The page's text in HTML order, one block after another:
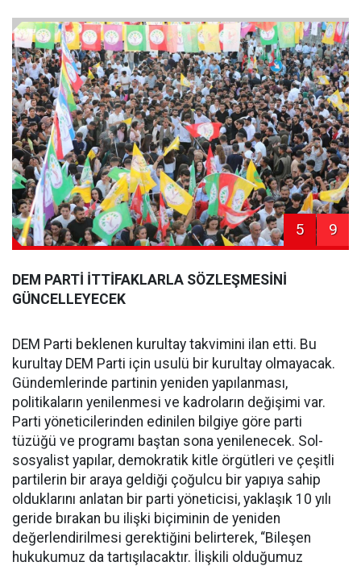
5 9
DEM PARTİ İTTİFAKLARLA SÖZLEŞMESİNİ
GÜNCELLEYECEK
DEM Parti beklenen kurultay takvimini ilan etti. Bu
kurultay DEM Parti için usulü bir kurultay olmayacak.
Gündemlerinde partinin yeniden yapılanması,
politikaların yenilenmesi ve kadroların değişimi var.
Parti yöneticilerinden edinilen bilgiye göre parti
tüzüğü ve programı baştan sona yenilenecek. Sol-
sosyalist yapılar, demokratik kitle örgütleri ve çeşitli
partilerin bir araya geldiği çoğulcu bir yapıya sahip
olduklarını anlatan bir parti yöneticisi, yaklaşık 10 yılı
geride bırakan bu ilişki biçiminin de yeniden
değerlendirilmesi gerektiğini belirterek, “Bileşen
hukukumuz da tartışılacaktır. İlişkili olduğumuz